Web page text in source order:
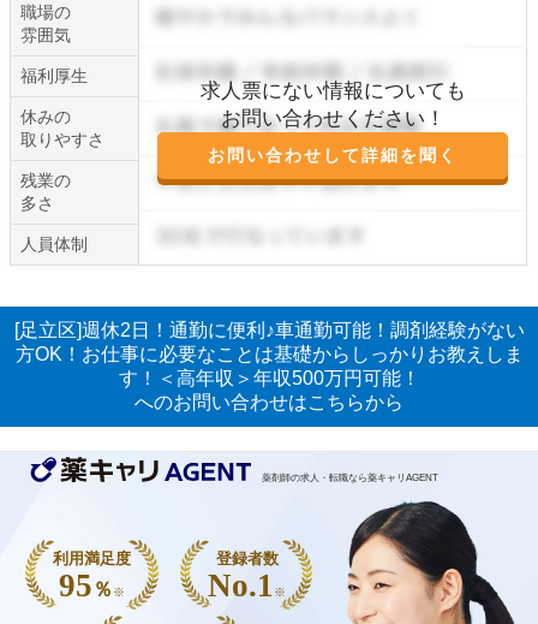
職場の
雰囲気
求人票にない情報についても
お問い合わせください！
お問い合わせして詳細を聞く
福利厚生
休みの
取りやすさ
残業の
多さ
人員体制
[足立区]週休2日！通勤に便利♪車通勤可能！調剤経験がない
方OK！お仕事に必要なことは基礎からしっかりお教えしま
す！＜高年収＞年収500万円可能！
へのお問い合わせはこちらから
薬剤師の求人・転職なら薬キャリAGENT
利用満足度
95 ％ ※
登録者数
No.1 ※